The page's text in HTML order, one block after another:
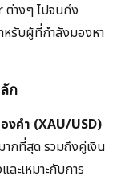
างๆ ไปจนถึง
หรับผู้ที่กำลังมองหา
ก
งคำ (XAU/USD)
กที่สุด รวมถึงคู่เงิน
ะเหมาะกับการ